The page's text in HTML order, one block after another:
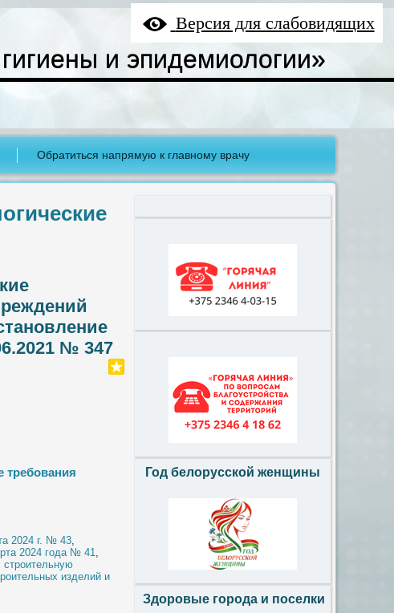
Версия для слабовидящих
и эпидемиологии»
Обратиться напрямую к главному врачу
№ 347
требования
2024 г. № 43,
2024 года № 41,
изделий и
Год белорусской женщины
Здоровые города и поселки